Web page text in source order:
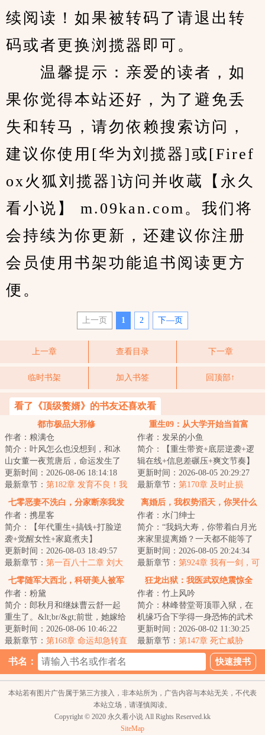
续阅读！如果被转码了请退出转
码或者更换浏揽器即可。
温馨提示：亲爱的读者，如
果你觉得本站还好，为了避免丢
失和转马，请勿依赖搜索访问，
建议你使用[华为刘揽器]或[Firef
ox火狐刘揽器]访问并收蔵【永久
看小说】 m.09kan.com。我们将
会持续为你更新，还建议你注册
会员使用书架功能追书阅读更方
便。
上一页 1 2 下—页
上一章 查看目录 下一章
临时书架 加入书签 回顶部↑
看了《顶级赘婿》的书友还喜欢看
都市极品大邪修
作者：粮满仓
简介：叶风怎么也没想到，和冰
山女董一夜荒唐后，命运发生了
改变……...
更新时间：2026-08-06 18:14:18
最新章节： 第182章 发育不良！我
给你丰丰吧！
重生09：从大学开始当首富
作者：发呆的小鱼
简介：【重生带资+底层逆袭+逻
辑在线+信息差碾压+爽文节奏】
&lt;br/&gt;陆风带着千万巨款重生
年。&lt;br/...
更新时间：2026-08-05 20:29:27
最新章节： 第170章 及时止损
七零恶妻不洗白，分家断亲我发
作者：携星客
简介：【年代重生+搞钱+打脸逆
袭+觉醒女性+家庭煮夫】
&lt;br/&gt;前世被婆家磋磨八年女
儿被卖，儿子惨死...
更新时间：2026-08-03 18:49:57
最新章节： 第一百八十二章 刘大
宝落网
离婚后，我权势滔天，你哭什么
作者：水门绅士
简介：“我妈大寿，你带着白月光
来家里提离婚？一天都不能等了
吗？”“是！”“好，今日我们恩断义
绝！”...
更新时间：2026-08-05 20:24:34
最新章节： 第924章 我有一剑，可
开天！
七零随军大西北，科研美人被军
作者：粉黛
简介：郎秋月和继妹曹云舒一起
重生了。&lt;br/&gt;前世，她嫁给
乡下飞出的大学生金凤凰，远赴
大西北戈壁...
更新时间：2026-08-06 10:46:22
最新章节： 第168章 命运却急转直
狂龙出狱：我医武双绝震惊全
球！
作者：竹上风吟
简介：林峰替堂哥顶罪入狱，在
机缘巧合下学得一身恐怖的武术
和医术，并且掌控了龙国最大的
地下势力。出狱...
更新时间：2026-08-02 11:30:25
最新章节： 第147章 死亡威胁
书名：
本站若有图片广告属于第三方接入，非本站所为，广告内容与本站无关，不代表
本站立场，请谨慎阅读。
Copyright © 2020 永久看小说 All Rights Reserved.kk
SiteMap